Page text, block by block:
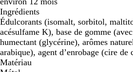
Ingrédients
Édulcorants (isomalt, sorbitol,
acésulfame K), base de gomme
humectant (glycérine), arômes
arabique), agent d’enrobage (cire de
Matériau